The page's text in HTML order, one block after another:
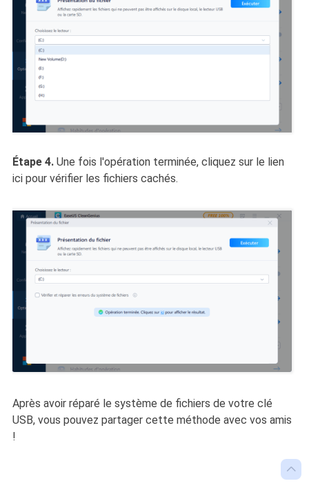

Étape 4. Une fois l'opération terminée, cliquez sur le lien
ici pour vérifier les fichiers cachés.
Après avoir réparé le système de fichiers de votre clé
USB, vous pouvez partager cette méthode avec vos amis
!